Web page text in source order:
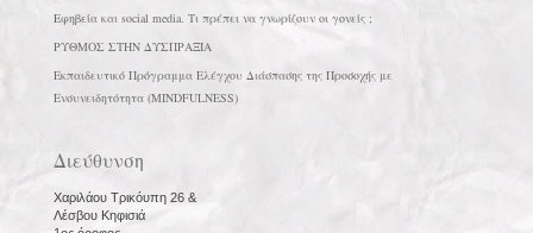
Εφηβεία και social media. Τι πρέπει να γνωρίζουν οι γονείς ;
ΡΥΘΜΟΣ ΣΤΗΝ ΔΥΣΠΡΑΞΙΑ
Εκπαιδευτικό Πρόγραμμα Ελέγχου Διάσπασης της Προσοχής με
Ενσυνειδητότητα (MINDFULNESS)
Διεύθυνση
Χαριλάου Τρικόυπη 26 &
Λέσβου Κηφισιά